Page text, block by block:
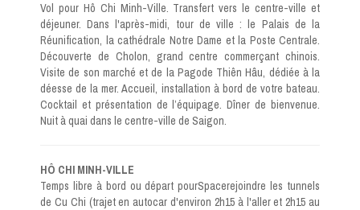
Vol pour Hô Chi Minh-Ville. Transfert vers le centre-ville et
déjeuner. Dans l'après-midi, tour de ville : le Palais de la
Réunification, la cathédrale Notre Dame et la Poste Centrale.
Découverte de Cholon, grand centre commerçant chinois.
Visite de son marché et de la Pagode Thiên Hâu, dédiée à la
déesse de la mer. Accueil, installation à bord de votre bateau.
Cocktail et présentation de l’équipage. Dîner de bienvenue.
Nuit à quai dans le centre-ville de Saigon.
HÔ CHI MINH-VILLE
Temps libre à bord ou départ pourSpacerejoindre les tunnels
de Cu Chi (trajet en autocar d'environ 2h15 à l'aller et 2h15 au